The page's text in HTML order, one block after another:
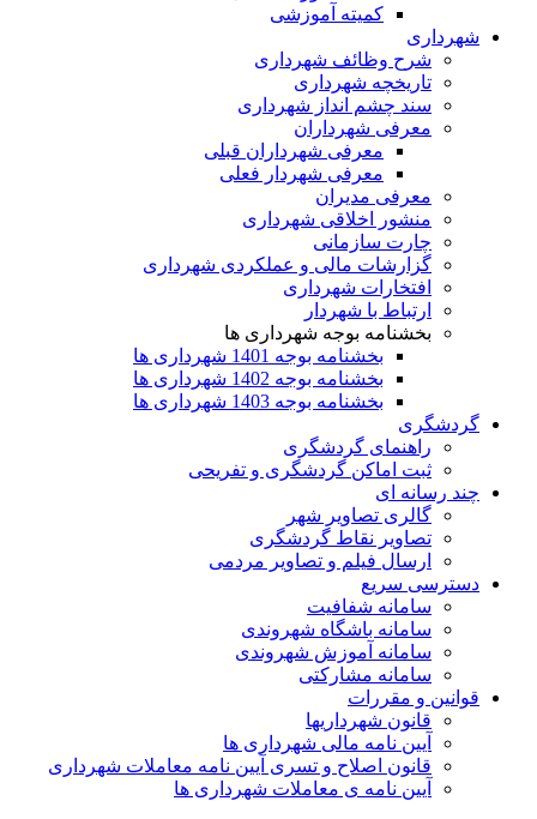
کمیته آموزشی
شهرداری
شرح وظائف شهرداری
تاریخچه شهرداری
سند چشم انداز شهرداری
معرفی شهرداران
معرفی شهرداران قبلی
معرفی شهردار فعلی
معرفی مدیران
منشور اخلاقی شهرداری
چارت سازمانی
گزارشات مالی و عملکردی شهرداری
افتخارات شهرداری
ارتباط با شهردار
بخشنامه بوجه شهرداری ها
بخشنامه بوجه 1401 شهرداری ها
بخشنامه بوجه 1402 شهرداری ها
بخشنامه بوجه 1403 شهرداری ها
گردشگری
راهنمای گردشگری
ثبت اماکن گردشگری و تفریحی
چند رسانه ای
گالری تصاویر شهر
تصاویر نقاط گردشگری
ارسال فیلم و تصاویر مردمی
دسترسی سریع
سامانه شفافیت
سامانه باشگاه شهروندی
سامانه آموزش شهروندی
سامانه مشارکتی
قوانین و مقررات
قانون شهرداریها
آیین نامه مالی شهرداری ها
قانون اصلاح و تسری آیین نامه معاملات شهرداری
آیین نامه ی معاملات شهرداری ها